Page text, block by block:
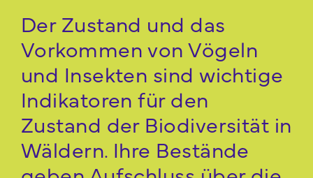
Der Zustand und das
Vorkommen von Vögeln
und Insekten sind wichtige
Indikatoren für den
Zustand der Biodiversität in
Wäldern. Ihre Bestände